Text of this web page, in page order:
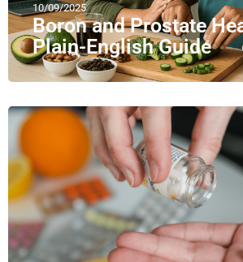
10/09/2025
Boron and Prostate
Plain-English Guide